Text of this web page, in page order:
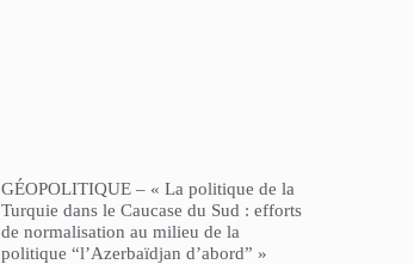
GÉOPOLITIQUE – « La politique de la
Turquie dans le Caucase du Sud : efforts
de normalisation au milieu de la
politique “l’Azerbaïdjan d’abord” »